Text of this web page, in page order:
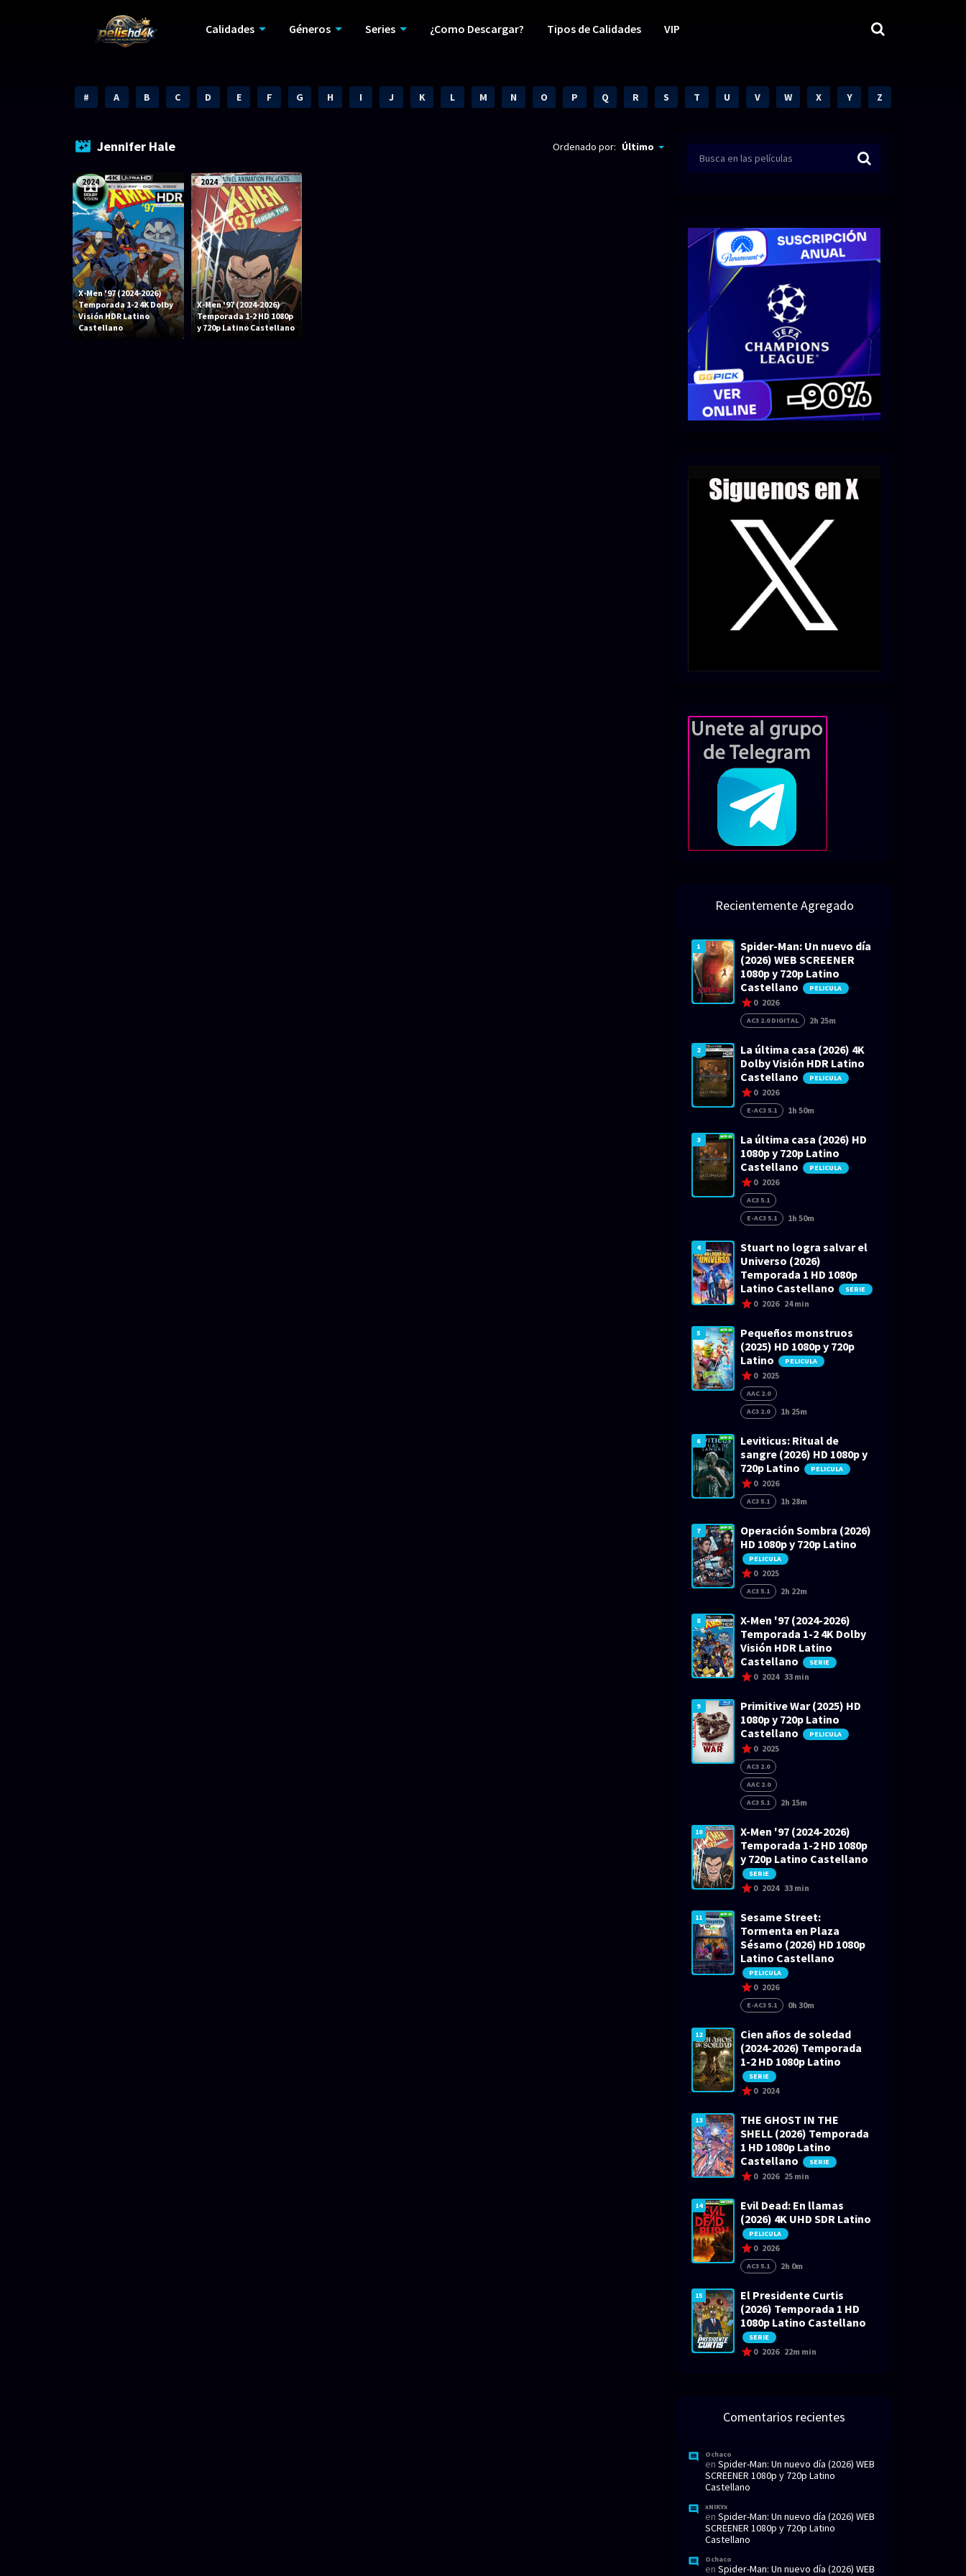
Calidades Géneros Series ¿Como Descargar? Tipos de Calidades VIP
# A B C D E F G H I J K L M N O P Q R S T U V W X Y Z
Jennifer Hale Ordenado por: Último
2024
X-Men '97 (2024-2026)
Temporada 1-2 4K Dolby
Visión HDR Latino
Castellano
2024
X-Men '97 (2024-2026)
Temporada 1-2 HD 1080p
y 720p Latino Castellano
Recientemente Agregado
1
Spider-Man: Un nuevo día
(2026) WEB SCREENER
1080p y 720p Latino
Castellano
PELICULA
0 2026
AC3 2.0 DIGITAL 2h 25m
2
La última casa (2026) 4K
Dolby Visión HDR Latino
Castellano
PELICULA
0 2026
E-AC3 5.1 1h 50m
3
La última casa (2026) HD
1080p y 720p Latino
Castellano
PELICULA
0 2026
AC3 5.1
E-AC3 5.1
1h 50m
4
Stuart no logra salvar el
Universo (2026)
Temporada 1 HD 1080p
Latino Castellano
SERIE
0 2026 24 min
5
Pequeños monstruos
(2025) HD 1080p y 720p
Latino
PELICULA
0 2025
AAC 2.0
AC3 2.0
1h 25m
6
Leviticus: Ritual de
sangre (2026) HD 1080p y
720p Latino
PELICULA
0 2026
AC3 5.1 1h 28m
7
Operación Sombra (2026)
HD 1080p y 720p Latino
PELICULA
0 2025
AC3 5.1 2h 22m
8
X-Men '97 (2024-2026)
Temporada 1-2 4K Dolby
Visión HDR Latino
Castellano
SERIE
0 2024 33 min
9
Primitive War (2025) HD
1080p y 720p Latino
Castellano
PELICULA
0 2025
AC3 2.0
AAC 2.0
AC3 5.1
2h 15m
10
X-Men '97 (2024-2026)
Temporada 1-2 HD 1080p
y 720p Latino Castellano
SERIE
0 2024 33 min
11
Sesame Street:
Tormenta en Plaza
Sésamo (2026) HD 1080p
Latino Castellano
PELICULA
0 2026
E-AC3 5.1 0h 30m
12
Cien años de soledad
(2024-2026) Temporada
1-2 HD 1080p Latino
SERIE
0 2024
13
THE GHOST IN THE
SHELL (2026) Temporada
1 HD 1080p Latino
Castellano
SERIE
0 2026 25 min
14
Evil Dead: En llamas
(2026) 4K UHD SDR Latino
PELICULA
0 2026
AC3 5.1 2h 0m
15
El Presidente Curtis
(2026) Temporada 1 HD
1080p Latino Castellano
SERIE
0 2026 22m min
Comentarios recientes
Ochaco
en Spider-Man: Un nuevo día (2026) WEB
SCREENER 1080p y 720p Latino
Castellano
xNIKYx
en Spider-Man: Un nuevo día (2026) WEB
SCREENER 1080p y 720p Latino
Castellano
Ochaco
en Spider-Man: Un nuevo día (2026) WEB